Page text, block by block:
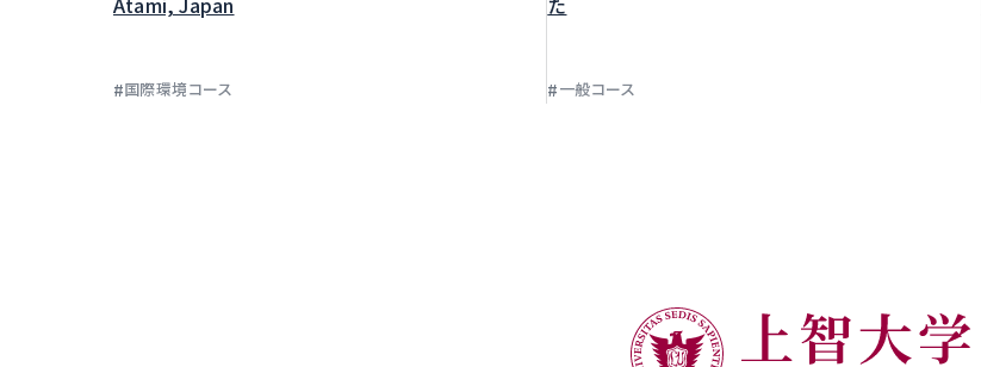
#国際環境コース #一般コース